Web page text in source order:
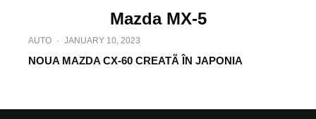
Mazda MX-5
AUTO · JANUARY 10, 2023
NOUA MAZDA CX-60 CREATÃ ÎN JAPONIA